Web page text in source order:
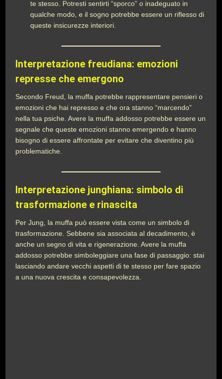
te stesso. Potresti sentirti “sporco” o inadeguato in
qualche modo, e il sogno potrebbe essere un riflesso di
queste insicurezze interiori.
Interpretazione freudiana: emozioni
represse che emergono
Secondo Freud, la muffa potrebbe rappresentare pensieri o
emozioni che hai represso e che ora stanno “marcendo”
nella tua psiche. Avere la muffa addosso potrebbe essere un
segnale che queste emozioni stanno emergendo e hanno
bisogno di essere affrontate per evitare che diventino più
problematiche.
Interpretazione junghiana: simbolo di
trasformazione e rinascita
Per Jung, la muffa può essere vista come un simbolo di
trasformazione. Sebbene sia associata al decadimento, è
anche un segno di vita e rigenerazione. Avere la muffa
addosso potrebbe simboleggiare una fase di passaggio: stai
lasciando andare vecchi aspetti di te stesso per fare spazio
a una nuova crescita e consapevolezza.